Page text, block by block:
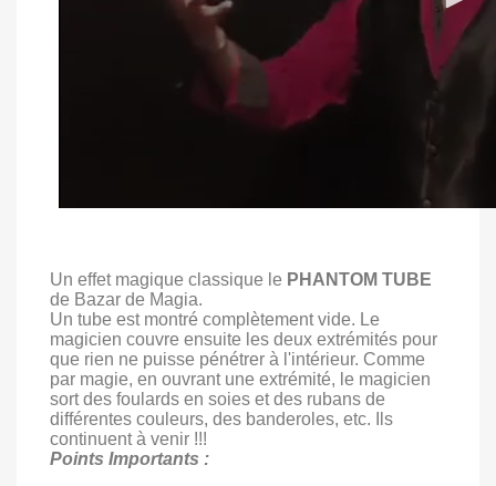
Un effet magique classique le PHANTOM TUBE
de Bazar de Magia.
Un tube est montré complètement vide. Le
magicien couvre ensuite les deux extrémités pour
que rien ne puisse pénétrer à l'intérieur. Comme
par magie, en ouvrant une extrémité, le magicien
sort des foulards en soies et des rubans de
différentes couleurs, des banderoles, etc. Ils
continuent à venir !!!
Points Importants :